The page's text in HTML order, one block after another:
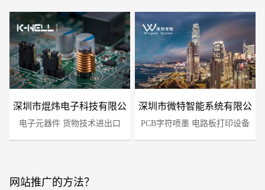
深圳市焜炜电子科技有限公
司
电子元器件 货物技术进出口
深圳市微特智能系统有限公
司
PCB字符喷墨 电路板打印设备
网站推广的方法？